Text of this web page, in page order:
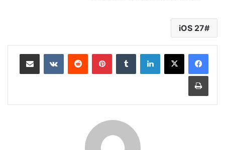
iOS 27
لينكدإن بينتيريست مشاركة عبر البريد
طباعة